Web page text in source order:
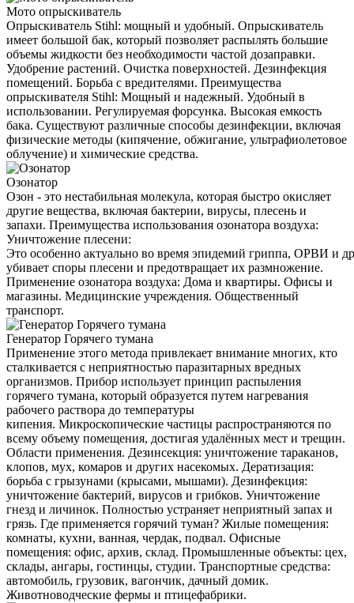
Мото опрыскиватель
Опрыскиватель Stihl: мощный и удобный. Опрыскиватель
имеет большой бак, который позволяет распылять большие
объемы жидкости без необходимости частой дозаправки.
Удобрение растений. Очистка поверхностей. Дезинфекция
помещений. Борьба с вредителями. Преимущества
опрыскивателя Stihl: Мощный и надежный. Удобный в
использовании. Регулируемая форсунка. Высокая емкость
бака. Существуют различные способы дезинфекции, включая
физические методы (кипячение, обжигание, ультрафиолетовое
облучение) и химические средства.
Озонатор
Озон - это нестабильная молекула, которая быстро окисляет
другие вещества, включая бактерии, вирусы, плесень и
запахи. Преимущества использования озонатора воздуха:
Уничтожение плесени:
Это особенно актуально во время эпидемий гриппа, ОРВИ и
убивает споры плесени и предотвращает их размножение.
Применение озонатора воздуха: Дома и квартиры. Офисы и
магазины. Медицинские учреждения. Общественный
транспорт.
Генератор Горячего тумана
Применение этого метода привлекает внимание многих, кто
сталкивается с неприятностью паразитарных вредных
организмов. Прибор использует принцип распыления
горячего тумана, который образуется путем нагревания
рабочего раствора до температуры
кипения. Микроскопические частицы распространяются по
всему объему помещения, достигая удалённых мест и трещин.
Области применения. Дезинсекция: уничтожение тараканов,
клопов, мух, комаров и других насекомых. Дератизация:
борьба с грызунами (крысами, мышами). Дезинфекция:
уничтожение бактерий, вирусов и грибков. Уничтожение
гнезд и личинок. Полностью устраняет неприятный запах и
грязь. Где применяется горячий туман? Жилые помещения:
комнаты, кухни, ванная, чердак, подвал. Офисные
помещения: офис, архив, склад. Промышленные объекты: цех,
склады, ангары, гостинцы, студии. Транспортные средства:
автомобиль, грузовик, вагончик, дачный домик.
Животноводческие фермы и птицефабрики.